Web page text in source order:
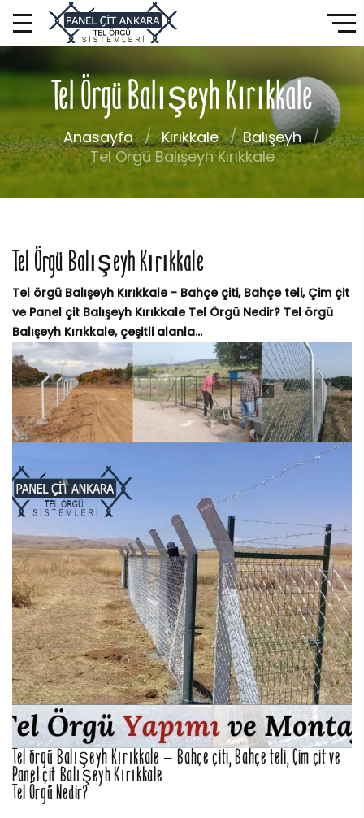
Tel Örgü Balışeyh Kırıkkale
Anasayfa Kırıkkale
Balışeyh
Tel Örgü Balışeyh Kırıkkale
Tel Örgü Balışeyh Kırıkkale
Tel örgü Balışeyh Kırıkkale - Bahçe çiti, Bahçe teli, Çim çit
ve Panel çit Balışeyh Kırıkkale Tel Örgü Nedir? Tel örgü
Balışeyh Kırıkkale, çeşitli alanla...
Tel örgü Balışeyh Kırıkkale – Bahçe çiti, Bahçe teli, Çim çit ve
Panel çit Balışeyh Kırıkkale
Tel Örgü Nedir?